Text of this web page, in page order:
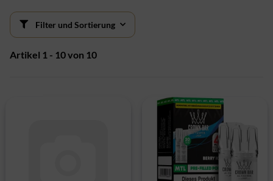
Filter und Sortierung
Artikel 1 - 10 von 10